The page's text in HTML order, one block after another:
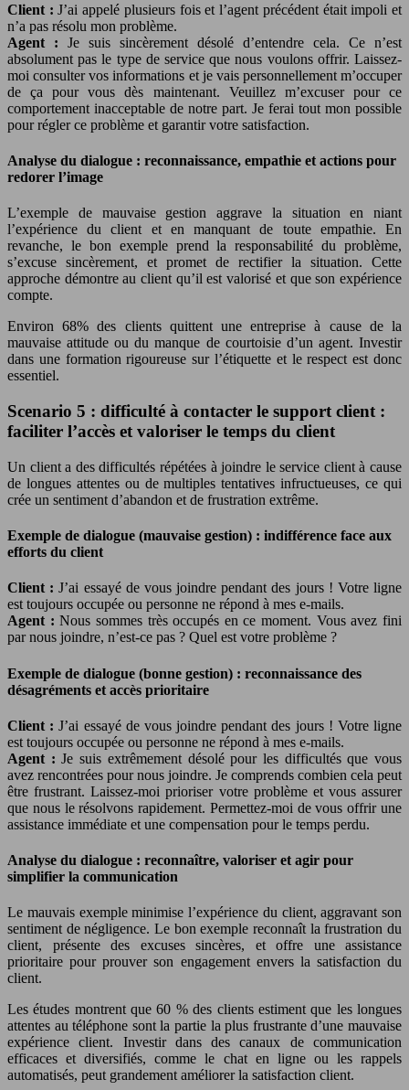
Client :J’ai appelé plusieurs fois et l’agent précédent était impoli et
n’a pas résolu mon problème.
Agent : Je suis sincèrement désolé d’entendre cela. Ce n’est
absolument pas le type de service que nous voulons offrir. Laissez-
moi consulter vos informations et je vais personnellement m’occuper
de ça pour vous dès maintenant. Veuillez m’excuser pour ce
comportement inacceptable de notre part. Je ferai tout mon possible
pour régler ce problème et garantir votre satisfaction.
Analyse du dialogue : reconnaissance, empathie et actions pour
redorer l’image
L’exemple de mauvaise gestion aggrave la situation en niant
l’expérience du client et en manquant de toute empathie. En
revanche, le bon exemple prend la responsabilité du problème,
s’excuse sincèrement, et promet de rectifier la situation. Cette
approche démontre au client qu’il est valorisé et que son expérience
compte.
Environ 68% des clients quittent une entreprise à cause de la
mauvaise attitude ou du manque de courtoisie d’un agent. Investir
dans une formation rigoureuse sur l’étiquette et le respect est donc
essentiel.
Scenario 5 : difficulté à contacter le support client :
faciliter l’accès et valoriser le temps du client
Un client a des difficultés répétées à joindre le service client à cause
de longues attentes ou de multiples tentatives infructueuses, ce qui
crée un sentiment d’abandon et de frustration extrême.
Exemple de dialogue (mauvaise gestion) : indifférence face aux
efforts du client
Client :J’ai essayé de vous joindre pendant des jours ! Votre ligne
est toujours occupée ou personne ne répond à mes e-mails.
Agent :Nous sommes très occupés en ce moment. Vous avez fini
par nous joindre, n’est-ce pas ? Quel est votre problème ?
Exemple de dialogue (bonne gestion) : reconnaissance des
désagréments et accès prioritaire
Client :J’ai essayé de vous joindre pendant des jours ! Votre ligne
est toujours occupée ou personne ne répond à mes e-mails.
Agent :Je suis extrêmement désolé pour les difficultés que vous
avez rencontrées pour nous joindre. Je comprends combien cela peut
être frustrant. Laissez-moi prioriser votre problème et vous assurer
que nous le résolvons rapidement. Permettez-moi de vous offrir une
assistance immédiate et une compensation pour le temps perdu.
Analyse du dialogue : reconnaître, valoriser et agir pour
simplifier la communication
Le mauvais exemple minimise l’expérience du client, aggravant son
sentiment de négligence. Le bon exemple reconnaît la frustration du
client, présente des excuses sincères, et offre une assistance
prioritaire pour prouver son engagement envers la satisfaction du
client.
Les études montrent que 60 % des clients estiment que les longues
attentes au téléphone sont la partie la plus frustrante d’une mauvaise
expérience client. Investir dans des canaux de communication
efficaces et diversifiés, comme le chat en ligne ou les rappels
automatisés, peut grandement améliorer la satisfaction client.